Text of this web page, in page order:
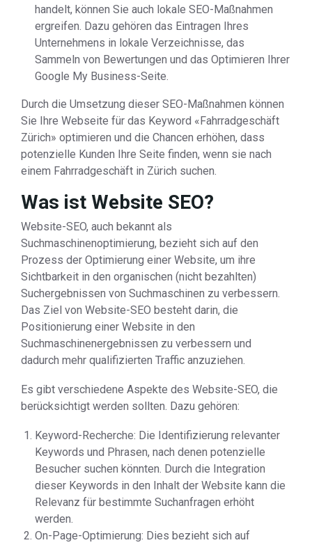
handelt, können Sie auch lokale SEO-Maßnahmen
ergreifen. Dazu gehören das Eintragen Ihres
Unternehmens in lokale Verzeichnisse, das
Sammeln von Bewertungen und das Optimieren Ihrer
Google My Business-Seite.
Durch die Umsetzung dieser SEO-Maßnahmen können
Sie Ihre Webseite für das Keyword «Fahrradgeschäft
Zürich» optimieren und die Chancen erhöhen, dass
potenzielle Kunden Ihre Seite finden, wenn sie nach
einem Fahrradgeschäft in Zürich suchen.
Was ist Website SEO?
Website-SEO, auch bekannt als
Suchmaschinenoptimierung, bezieht sich auf den
Prozess der Optimierung einer Website, um ihre
Sichtbarkeit in den organischen (nicht bezahlten)
Suchergebnissen von Suchmaschinen zu verbessern.
Das Ziel von Website-SEO besteht darin, die
Positionierung einer Website in den
Suchmaschinenergebnissen zu verbessern und
dadurch mehr qualifizierten Traffic anzuziehen.
Es gibt verschiedene Aspekte des Website-SEO, die
berücksichtigt werden sollten. Dazu gehören:
Keyword-Recherche: Die Identifizierung relevanter
Keywords und Phrasen, nach denen potenzielle
Besucher suchen könnten. Durch die Integration
dieser Keywords in den Inhalt der Website kann die
Relevanz für bestimmte Suchanfragen erhöht
werden.
On-Page-Optimierung: Dies bezieht sich auf